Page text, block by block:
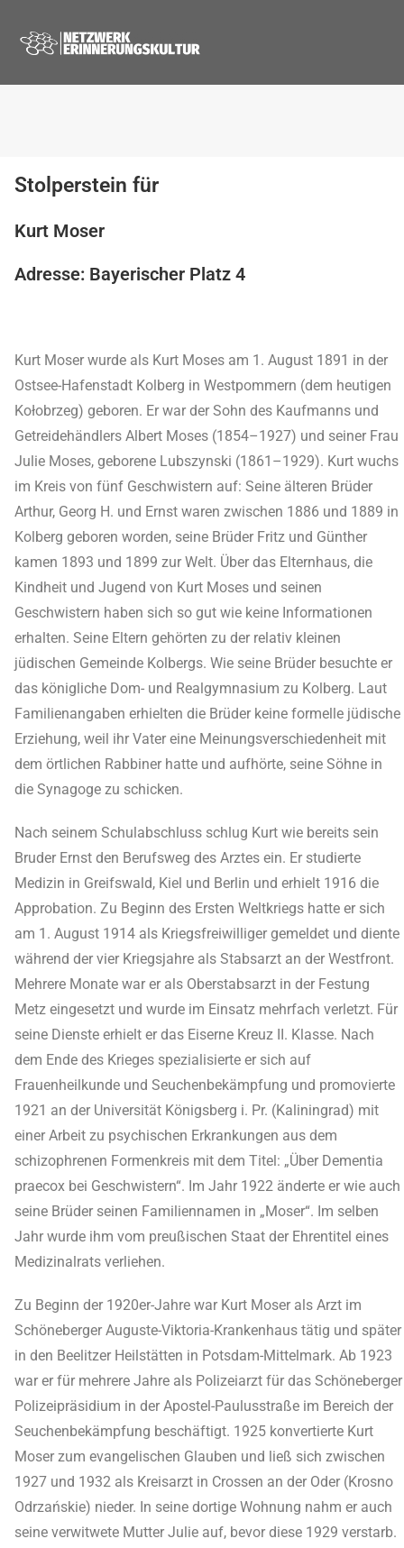
Stolperstein für
Kurt Moser
Adresse: Bayerischer Platz 4
Kurt Moser wurde als Kurt Moses am 1. August 1891 in der
Ostsee-Hafenstadt Kolberg in Westpommern (dem heutigen
Kołobrzeg) geboren. Er war der Sohn des Kaufmanns und
Getreidehändlers Albert Moses (1854–1927) und seiner Frau
Julie Moses, geborene Lubszynski (1861–1929). Kurt wuchs
im Kreis von fünf Geschwistern auf: Seine älteren Brüder
Arthur, Georg H. und Ernst waren zwischen 1886 und 1889 in
Kolberg geboren worden, seine Brüder Fritz und Günther
kamen 1893 und 1899 zur Welt. Über das Elternhaus, die
Kindheit und Jugend von Kurt Moses und seinen
Geschwistern haben sich so gut wie keine Informationen
erhalten. Seine Eltern gehörten zu der relativ kleinen
jüdischen Gemeinde Kolbergs. Wie seine Brüder besuchte er
das königliche Dom- und Realgymnasium zu Kolberg. Laut
Familienangaben erhielten die Brüder keine formelle jüdische
Erziehung, weil ihr Vater eine Meinungsverschiedenheit mit
dem örtlichen Rabbiner hatte und aufhörte, seine Söhne in
die Synagoge zu schicken.
Nach seinem Schulabschluss schlug Kurt wie bereits sein
Bruder Ernst den Berufsweg des Arztes ein. Er studierte
Medizin in Greifswald, Kiel und Berlin und erhielt 1916 die
Approbation. Zu Beginn des Ersten Weltkriegs hatte er sich
am 1. August 1914 als Kriegsfreiwilliger gemeldet und diente
während der vier Kriegsjahre als Stabsarzt an der Westfront.
Mehrere Monate war er als Oberstabsarzt in der Festung
Metz eingesetzt und wurde im Einsatz mehrfach verletzt. Für
seine Dienste erhielt er das Eiserne Kreuz II. Klasse. Nach
dem Ende des Krieges spezialisierte er sich auf
Frauenheilkunde und Seuchenbekämpfung und promovierte
1921 an der Universität Königsberg i. Pr. (Kaliningrad) mit
einer Arbeit zu psychischen Erkrankungen aus dem
schizophrenen Formenkreis mit dem Titel: „Über Dementia
praecox bei Geschwistern“. Im Jahr 1922 änderte er wie auch
seine Brüder seinen Familiennamen in „Moser“. Im selben
Jahr wurde ihm vom preußischen Staat der Ehrentitel eines
Medizinalrats verliehen.
Zu Beginn der 1920er-Jahre war Kurt Moser als Arzt im
Schöneberger Auguste-Viktoria-Krankenhaus tätig und später
in den Beelitzer Heilstätten in Potsdam-Mittelmark. Ab 1923
war er für mehrere Jahre als Polizeiarzt für das Schöneberger
Polizeipräsidium in der Apostel-Paulusstraße im Bereich der
Seuchenbekämpfung beschäftigt. 1925 konvertierte Kurt
Moser zum evangelischen Glauben und ließ sich zwischen
1927 und 1932 als Kreisarzt in Crossen an der Oder (Krosno
Odrzańskie) nieder. In seine dortige Wohnung nahm er auch
seine verwitwete Mutter Julie auf, bevor diese 1929 verstarb.